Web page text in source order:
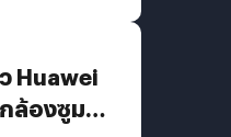
Huawei
ล้องซูม